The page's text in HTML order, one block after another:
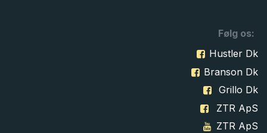
Følg os:
Hustler Dk
Branson Dk
Grillo Dk
ZTR ApS
ZTR ApS